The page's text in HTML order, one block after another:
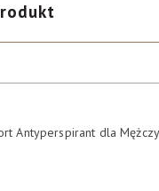
Antyperspirant dla